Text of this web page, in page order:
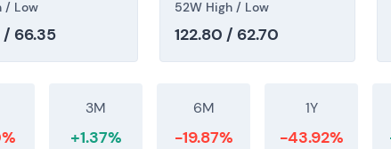
Mitte 2026 zeigte sich ein durch Rückkäufe
Streubesitz – Kursstabilität mit episodischem
Nachrichten. Die Aktie notierte zuletzt bei 73,1 (Stand
/ Low
66.35
52W High / Low
122.80 / 62.70
3M
+1.37%
6M
-19.87%
1Y
-43.92%